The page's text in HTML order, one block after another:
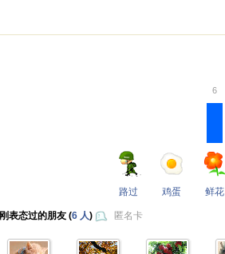
路过 鸡蛋
6
鲜花
刚表态过的朋友 (6 人) 匿名卡